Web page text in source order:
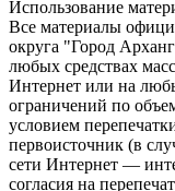
Использование
Все материалы
округа "Город
любых средствах
Интернет или на
ограничений по
условием
первоисточник (в
сети Интернет —
согласия на